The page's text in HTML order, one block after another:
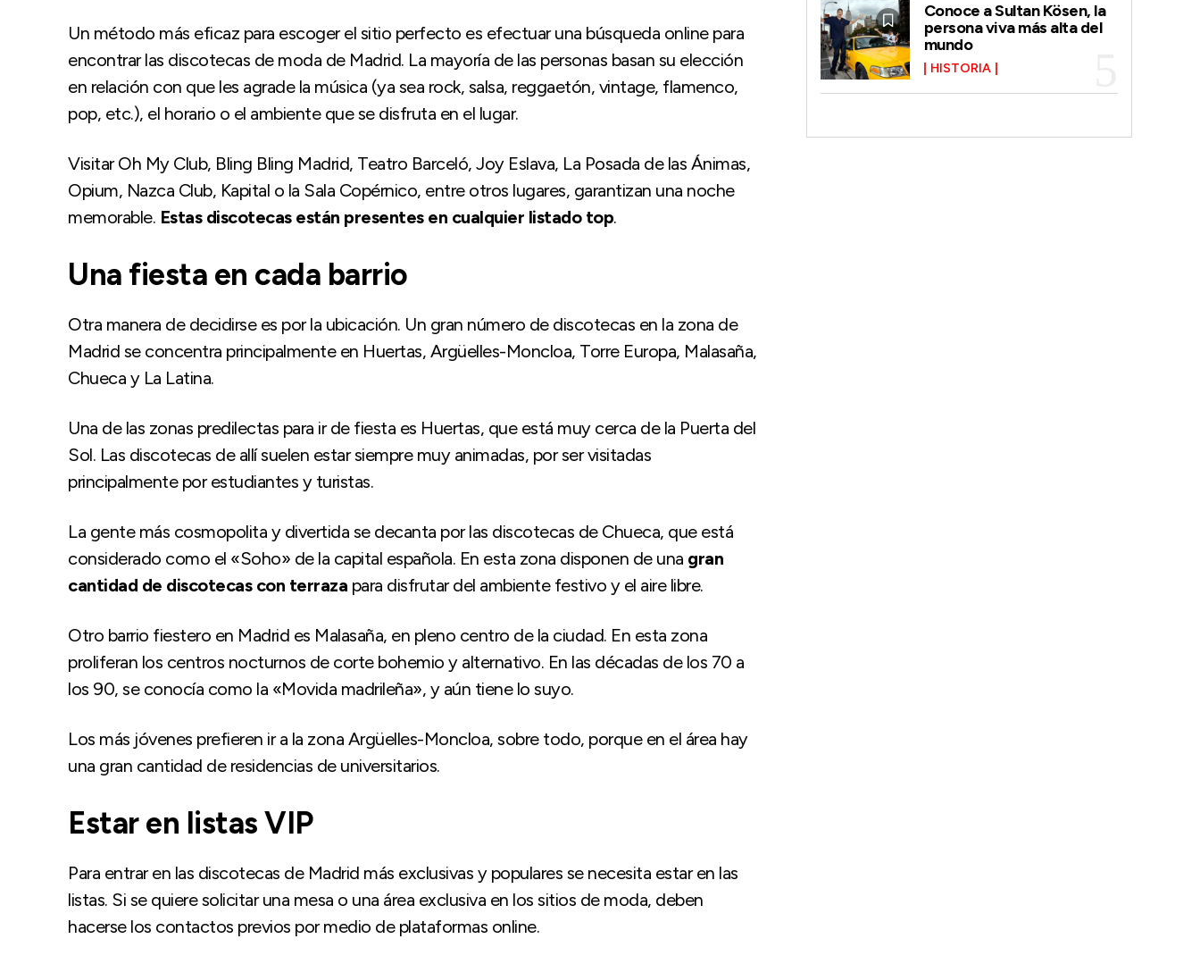
Un método más eficaz para escoger el sitio perfecto es efectuar una búsqueda online para
encontrar las discotecas de moda de Madrid. La mayoría de las personas basan su elección
en relación con que les agrade la música (ya sea rock, salsa, reggaetón, vintage, flamenco,
pop, etc.), el horario o el ambiente que se disfruta en el lugar.
Visitar Oh My Club, Bling Bling Madrid, Teatro Barceló, Joy Eslava, La Posada de las Ánimas,
Opium, Nazca Club, Kapital o la Sala Copérnico, entre otros lugares, garantizan una noche
memorable. Estas discotecas están presentes en cualquier listado top.
Una fiesta en cada barrio
Otra manera de decidirse es por la ubicación. Un gran número de discotecas en la zona de
Madrid se concentra principalmente en Huertas, Argüelles-Moncloa, Torre Europa, Malasaña,
Chueca y La Latina.
Una de las zonas predilectas para ir de fiesta es Huertas, que está muy cerca de la Puerta del
Sol. Las discotecas de allí suelen estar siempre muy animadas, por ser visitadas
principalmente por estudiantes y turistas.
La gente más cosmopolita y divertida se decanta por las discotecas de Chueca, que está
considerado como el «Soho» de la capital española. En esta zona disponen de una gran
cantidad de discotecas con terraza para disfrutar del ambiente festivo y el aire libre.
Otro barrio fiestero en Madrid es Malasaña, en pleno centro de la ciudad. En esta zona
proliferan los centros nocturnos de corte bohemio y alternativo. En las décadas de los 70 a
los 90, se conocía como la «Movida madrileña», y aún tiene lo suyo.
Los más jóvenes prefieren ir a la zona Argüelles-Moncloa, sobre todo, porque en el área hay
una gran cantidad de residencias de universitarios.
Estar en listas VIP
Para entrar en las discotecas de Madrid más exclusivas y populares se necesita estar en las
listas. Si se quiere solicitar una mesa o una área exclusiva en los sitios de moda, deben
hacerse los contactos previos por medio de plataformas online.
Conoce a Sultan Kösen, la
persona viva más alta del
mundo
HISTORIA